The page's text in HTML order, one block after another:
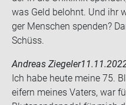
was Geld be­lohnt. Und ihr
ger Men­schen spen­den?
Schüss.
Andreas Ziegeler
Ich habe heute meine 75.
ei­fern mei­nes Va­ters, war